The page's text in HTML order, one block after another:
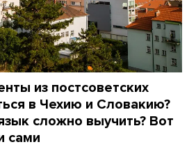
из постсоветских
в Чехию и Словакию?
сложно выучить? Вот
сами